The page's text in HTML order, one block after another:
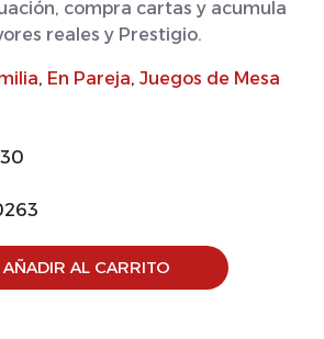
compra cartas y acumula
reales y Prestigio.
, En Pareja, Juegos de Mesa
30
AÑADIR AL CARRITO